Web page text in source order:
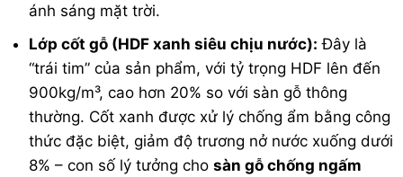
ánh sáng mặt trời.
Lớp cốt gỗ (HDF xanh siêu chịu nước): Đây là
“trái tim” của sản phẩm, với tỷ trọng HDF lên đến
900kg/m³, cao hơn 20% so với sàn gỗ thông
thường. Cốt xanh được xử lý chống ẩm bằng công
thức đặc biệt, giảm độ trương nở nước xuống dưới
8% – con số lý tưởng chosàn gỗ chống ngấm